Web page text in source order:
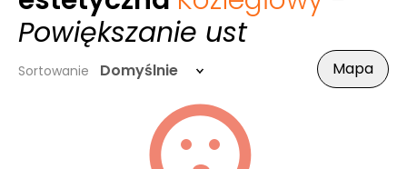
Powiększanie ust
Sortowanie Domyślnie Mapa